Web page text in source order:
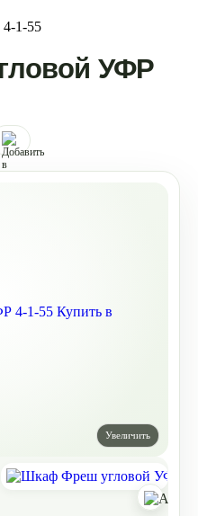
1-55
УФР